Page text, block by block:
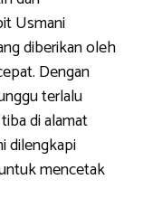
Usmani
diberikan oleh
Dengan
terlalu
di alamat
dilengkapi
mencetak